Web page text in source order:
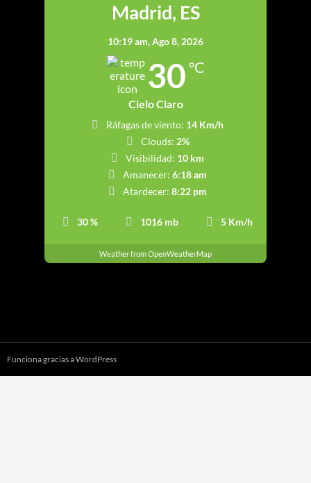
Madrid, ES
10:19 am,Ago 8, 2026
30 °C
Cielo Claro
30 % 1016 mb 5 Km/h
Ráfagas de viento: 14 Km/h
Clouds: 2%
Visibilidad: 10 km
Amanecer: 6:18 am
Atardecer: 8:22 pm
Weather from OpenWeatherMap
Funciona gracias a WordPress